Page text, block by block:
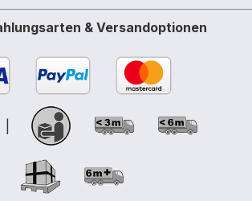
& Versandoptionen